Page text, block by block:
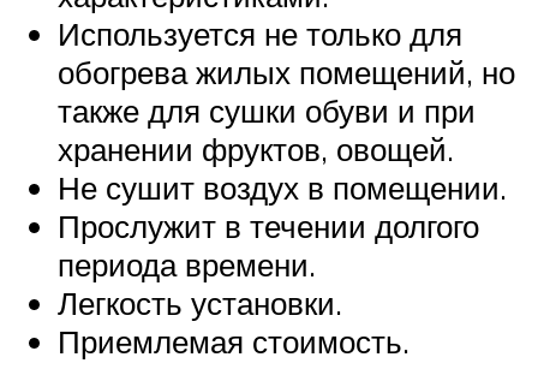
Используется не только для
обогрева жилых помещений, но
также для сушки обуви и при
хранении фруктов, овощей.
Не сушит воздух в помещении.
Прослужит в течении долгого
периода времени.
Легкость установки.
Приемлемая стоимость.